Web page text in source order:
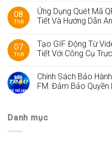
08
Th8
Ứng Dụng Quét Mã
Tiết Và Hướng Dẫn
07
Th8
Tạo GIF Động Từ
Tiết Với Công Cụ
Chính Sách Bảo
FM: Đảm Bảo Quyền
Danh mục